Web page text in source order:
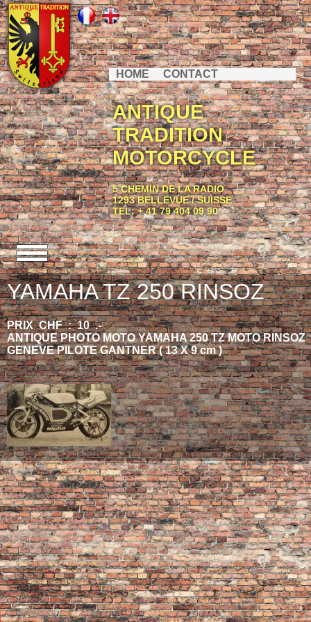
HOME CONTACT
ANTIQUE
TRADITION
MOTORCYCLE
5 CHEMIN DE LA RADIO
1293 BELLEVUE / SUISSE
TEL: + 41 79 404 09 90
YAMAHA TZ 250 RINSOZ
PRIX CHF : 10 .-
ANTIQUE PHOTO MOTO YAMAHA 250 TZ MOTO RINSOZ
GENEVE PILOTE GANTNER ( 13 X 9 cm )